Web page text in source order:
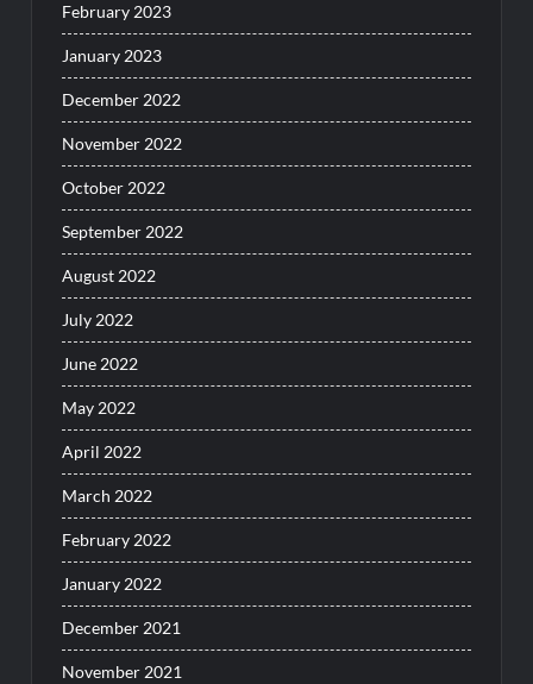
February 2023
January 2023
December 2022
November 2022
October 2022
September 2022
August 2022
July 2022
June 2022
May 2022
April 2022
March 2022
February 2022
January 2022
December 2021
November 2021